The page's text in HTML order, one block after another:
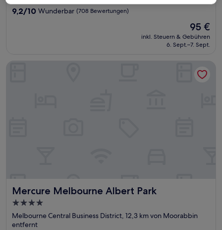
9.2
9,2/10 Wunderbar (708 Bewertungen)
Der
Preis
beträgt
95 €
inkl. Steuern & Gebühren
6. Sept.–7. Sept.
Mercure Melbourne Albert Park
Mercure Melbourne Albert Park
4.0-
Sterne-
Unterkunft
Melbourne Central Business District, 12,3 km von Moorabbin
entfernt
Mercure Melbourne Albert Park